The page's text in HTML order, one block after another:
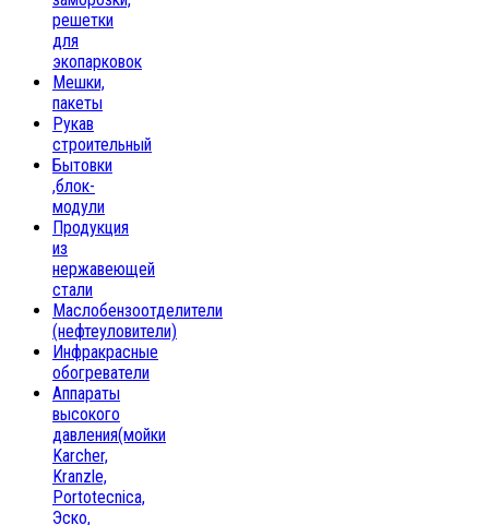
решетки
для
экопарковок
Мешки,
пакеты
Рукав
строительный
Бытовки
,блок-
модули
Продукция
из
нержавеющей
стали
Маслобензоотделители
(нефтеуловители)
Инфракрасные
обогреватели
Аппараты
высокого
давления(мойки
Karcher,
Kranzle,
Portotecnica,
Эско,